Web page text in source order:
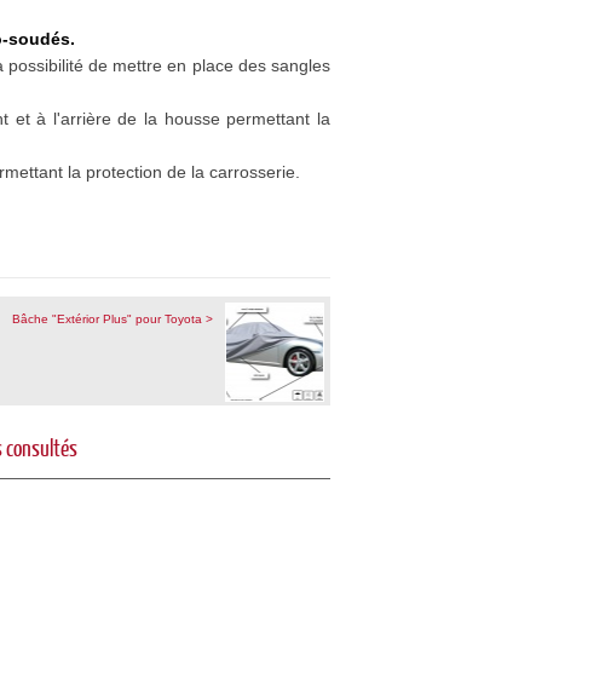
soudés.
de mettre en place des sangles
et à l'arrière de la housse permettant la
la protection de la carrosserie.
Bâche "Extérior Plus" pour Toyota >
consultés